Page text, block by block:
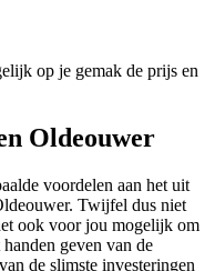
op je gemak de prijs en
Oldeouwer
voordelen aan het uit
Twijfel dus niet
ook voor jou mogelijk om
geven van de
de slimste investeringen